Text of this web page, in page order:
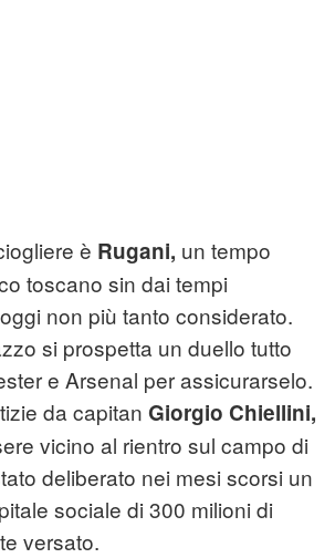
è Rugani, un tempo
toscano sin dai tempi
non più tanto considerato.
si prospetta un duello tutto
e Arsenal per assicurarselo.
da capitan Giorgio Chiellini,
vicino al rientro sul campo di
deliberato nei mesi scorsi un
sociale di 300 milioni di
versato.